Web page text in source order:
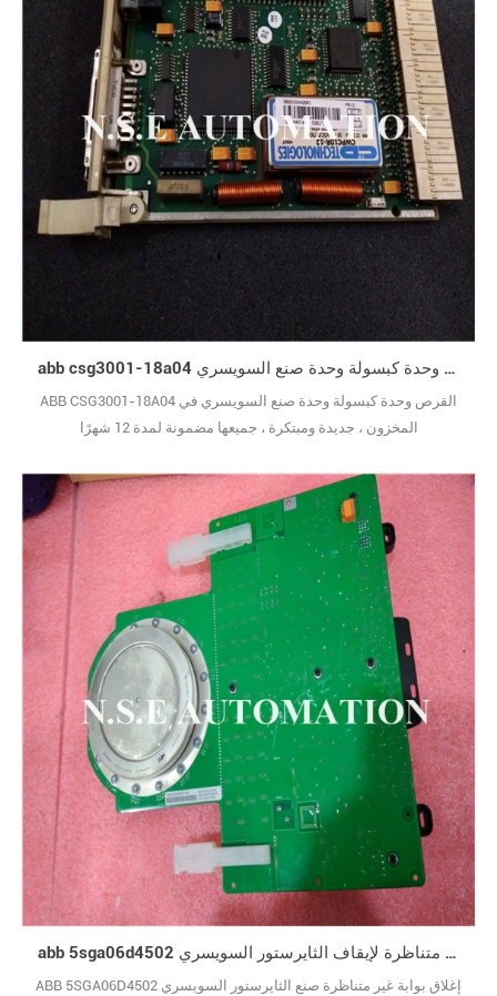
abb csg3001-18a04 القرص وحدة كبسولة وحدة صنع السويسري
ABB CSG3001-18A04 القرص وحدة كبسولة وحدة صنع السويسري في
المخزون ، جديدة ومبتكرة ، جميعها مضمونة لمدة 12 شهرًا
abb 5sga06d4502 بوابة غير متناظرة لإيقاف الثايرستور السويسري
ABB 5SGA06D4502 إغلاق بوابة غير متناظرة صنع الثايرستور السويسري